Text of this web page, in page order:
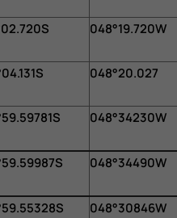
048°19.720W
048°20.027
048°34230W
048°34490W
048°30846W